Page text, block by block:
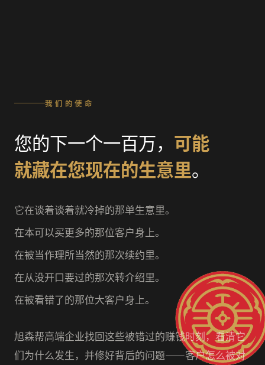
我们的使命
您的下一个一百万， 可能
就藏在您现在的生意里。
它在谈着谈着就冷掉的那单生意里。
在本可以买更多的那位客户身上。
在被当作理所当然的那次续约里。
在从没开口要过的那次转介绍里。
在被看错了的那位大客户身上。
旭森帮高端企业找回这些被错过的赚钱时刻，看清它
们为什么发生，并修好背后的问题——客户怎么被对